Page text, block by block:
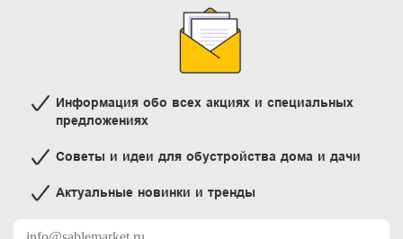
Информация обо всех акциях и специальных
предложениях
Советы и идеи для обустройства дома и дачи
Актуальные новинки и тренды